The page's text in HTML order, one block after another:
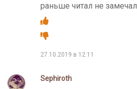
раньше читал не
27.10.2019 в 12:11
Sephiroth